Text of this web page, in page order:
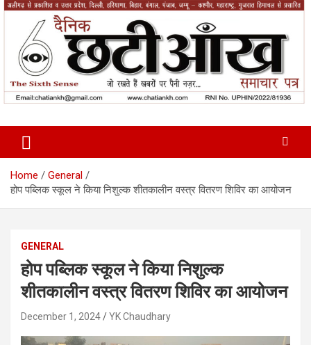
Skip
content
Chatiankh
Home
General
होप पब्लिक स्कूल ने किया निशुल्क शीतकालीन वस्त्र वितरण शिविर का आयोजन
GENERAL
होप पब्लिक स्कूल ने किया निशुल्क
शीतकालीन वस्त्र वितरण शिविर का आयोजन
December 1, 2024 YK Chaudhary